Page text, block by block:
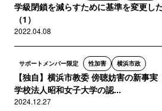
学級閉鎖を減らすために基準を変更し
（1）
2022.04.08
サポートメンバー限定 性加害 横浜市政
【独自】横浜市教委 傍聴妨害の新事実
学校法人昭和女子大学の認...
2024.12.27